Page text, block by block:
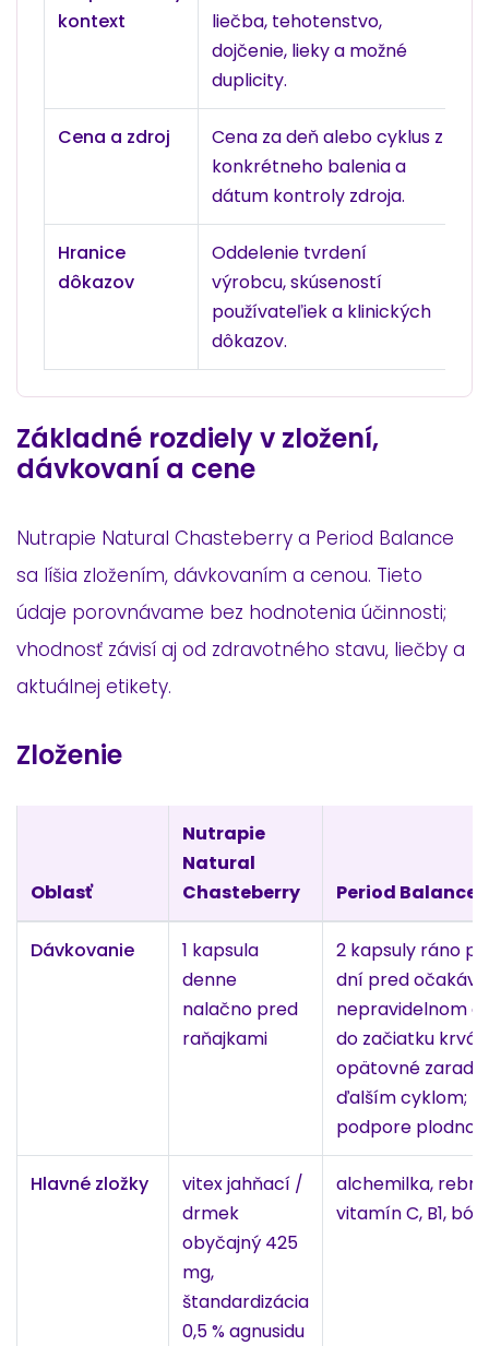
kontext
liečba, tehotenstvo,
dojčenie, lieky a možné
duplicity.
Cena a zdroj
Cena za deň alebo cyklus z
konkrétneho balenia a
dátum kontroly zdroja.
Hranice
dôkazov
Oddelenie tvrdení
výrobcu, skúseností
používateľiek a klinických
dôkazov.
Základné rozdiely v zložení,
dávkovaní a cene
Nutrapie Natural Chasteberry a Period Balance
sa líšia zložením, dávkovaním a cenou. Tieto
údaje porovnávame bez hodnotenia účinnosti;
vhodnosť závisí aj od zdravotného stavu, liečby a
aktuálnej etikety.
Zloženie
Oblasť
Nutrapie
Natural
Chasteberry
Period Balance
Dávkovanie
1 kapsula
denne
nalačno pred
raňajkami
2 kapsuly ráno
dní pred
nepravidelnom
do začiatku
opätovné
ďalším cyklom;
podpore
Hlavné zložky
vitex jahňací /
drmek
obyčajný 425
mg,
štandardizácia
0,5 % agnusidu
alchemilka,
vitamín C, B1,